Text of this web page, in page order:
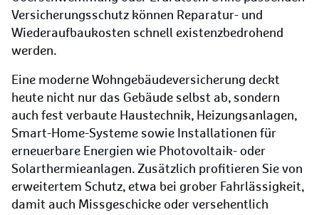
Versicherungsschutz können Reparatur- und
Wiederaufbaukosten schnell existenzbedrohend
werden.
Eine moderne Wohngebäudeversicherung deckt
heute nicht nur das Gebäude selbst ab, sondern
auch fest verbaute Haustechnik, Heizungsanlagen,
Smart-Home-Systeme sowie Installationen für
erneuerbare Energien wie Photovoltaik- oder
Solarthermieanlagen. Zusätzlich profitieren Sie von
erweitertem Schutz, etwa bei grober Fahrlässigkeit,
damit auch Missgeschicke oder versehentlich